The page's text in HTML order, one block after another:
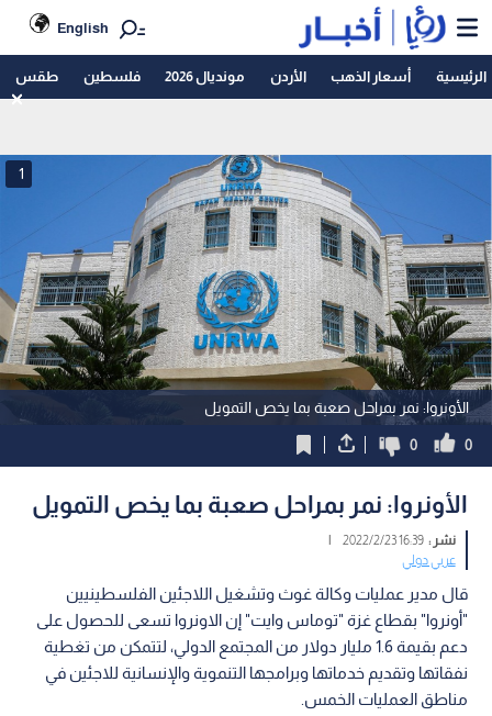
English
الرئيسية أسعار الذهب الأردن مونديال 2026 فلسطين طقس
الأونروا: نمر بمراحل صعبة بما يخص التمويل
1
0
0
الأونروا: نمر بمراحل صعبة بما يخص التمويل
نشر :16:39 2022/2/23
|
عربي دولي
قال مدير عمليات وكالة غوث وتشغيل اللاجئين الفلسطينيين
"أونروا" بقطاع غزة "توماس وايت" إن الاونروا تسعى للحصول على
دعم بقيمة 1.6 مليار دولار من المجتمع الدولي، لتتمكن من تغطية
نفقاتها وتقديم خدماتها وبرامجها التنموية والإنسانية للاجئين في
مناطق العمليات الخمس.